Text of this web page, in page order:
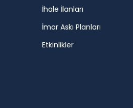
İhale İlanları
İmar Askı Planları
Etkinlikler